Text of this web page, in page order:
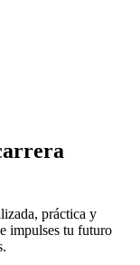
práctica y
impulses tu futuro